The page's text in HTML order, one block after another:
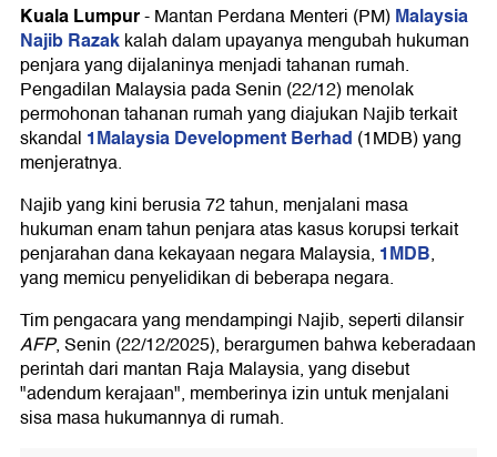
Kuala Lumpur-Mantan Perdana Menteri (PM)Malaysia
Najib Razakkalah dalam upayanya mengubah hukuman
penjara yang dijalaninya menjadi tahanan rumah.
Pengadilan Malaysia pada Senin (22/12) menolak
permohonan tahanan rumah yang diajukan Najib terkait
skandal 1Malaysia Development Berhad (1MDB) yang
menjeratnya.
Najib yang kini berusia 72 tahun, menjalani masa
hukuman enam tahun penjara atas kasus korupsi terkait
penjarahan dana kekayaan negara Malaysia, 1MDB,
yang memicu penyelidikan di beberapa negara.
Tim pengacara yang mendampingi Najib, seperti dilansir
AFP, Senin (22/12/2025), berargumen bahwa keberadaan
perintah dari mantan Raja Malaysia, yang disebut
"adendum kerajaan", memberinya izin untuk menjalani
sisa masa hukumannya di rumah.